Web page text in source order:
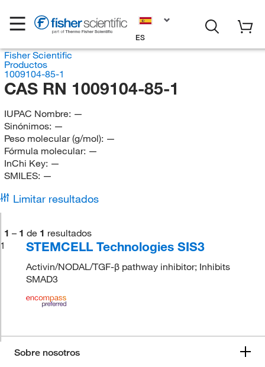
ES
Fisher Scientific
Productos
1009104-85-1
CAS RN 1009104-85-1
IUPAC Nombre: —
Sinónimos: —
Peso molecular (g/mol): —
Fórmula molecular: —
InChi Key: —
SMILES: —
Limitar resultados
1 – 1 de 1 resultados
1
STEMCELL Technologies SIS3
Activin/NODAL/TGF-β pathway inhibitor; Inhibits
SMAD3
Sobre nosotros